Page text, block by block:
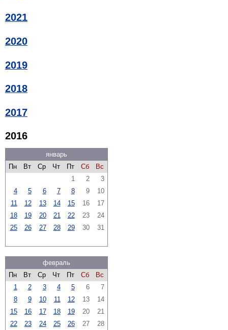
2021
2020
2019
2018
2017
2016
январь
Пн
Вт Ср Чт Пт Сб
Вс
1
2
3
4
5 6 7 8 9
10
11
12 13 14 15 16
17
18
19 20 21 22 23
24
25
26 27 28 29 30 31
февраль
Пн
Вт Ср Чт Пт Сб
Вс
1
2 3 4 5 6
7
8
9 10 11 12 13
14
15
16 17 18 19 20
21
22
23 24 25 26 27
28